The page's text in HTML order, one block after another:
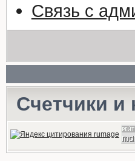
Связь с
Счетчики и